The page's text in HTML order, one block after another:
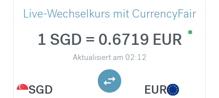
Live-Wechselkurs mit CurrencyFair
SGD
1 SGD = 0.6719 EUR
Aktualisiert am 02:12
EUR